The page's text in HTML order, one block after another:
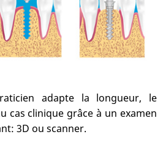
adapte la longueur, le
cas clinique grâce à un examen
3D ou scanner.